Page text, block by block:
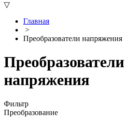
▽
Главная
>
Преобразователи напряжения
Преобразователи
напряжения
Фильтр
Преобразование